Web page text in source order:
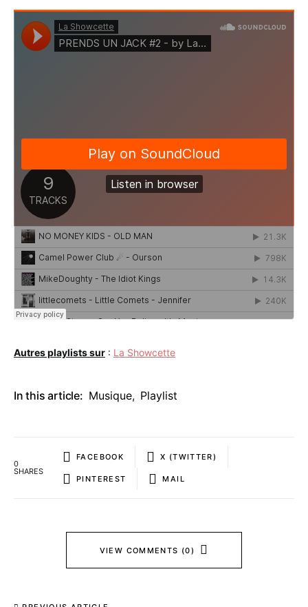
Autres playlists sur : La Showcette
In this article: Musique, Playlist
0
SHARES
FACEBOOK X (TWITTER)
PINTEREST MAIL
VIEW COMMENTS (0)